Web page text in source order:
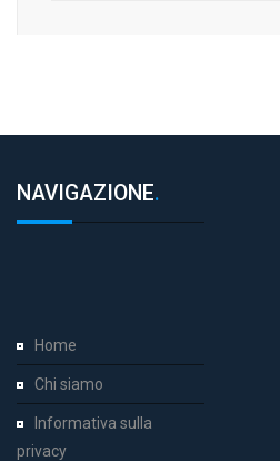
NAVIGAZIONE.
Home
Chi siamo
Informativa sulla
privacy